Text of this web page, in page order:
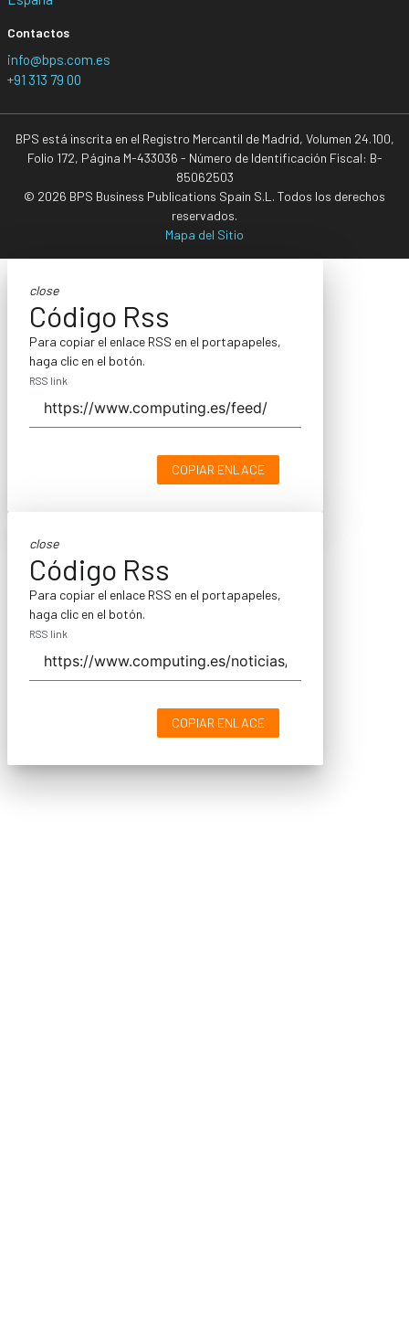
Contactos
info@bps.com.es
+91 313 79 00
BPS está inscrita en el Registro Mercantil de Madrid, Volumen 24.100,
Folio 172, Página M-433036 - Número de Identificación Fiscal: B-
85062503
© 2026 BPS Business Publications Spain S.L. Todos los derechos
reservados.
Mapa del Sitio
close
Código Rss
Para copiar el enlace RSS en el portapapeles,
haga clic en el botón.
RSS link
COPIAR ENLACE
close
Código Rss
Para copiar el enlace RSS en el portapapeles,
haga clic en el botón.
RSS link
COPIAR ENLACE